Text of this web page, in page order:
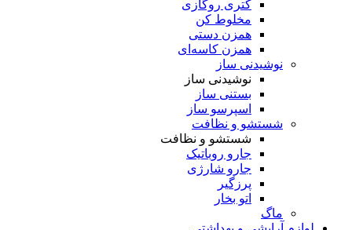
کتری روگازی
مخلوط کن
همزن دستی
همزن کاسه‌ای
نوشیدنی ساز
نوشیدنی ساز
بستنی ساز
اسپرسو ساز
شستشو و نظافت
شستشو و نظافت
جارو روباتیک
جارو شارژی
پرزگیر
اتو بخار
ماگ